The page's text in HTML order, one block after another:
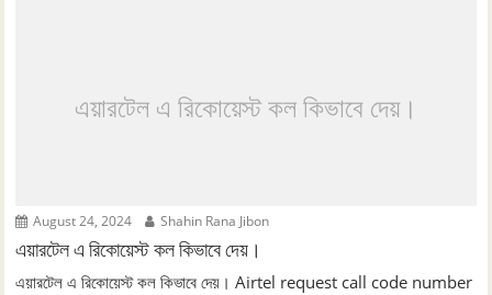
এয়ারটেল এ রিকোয়েস্ট কল কিভাবে দেয়।
August 24, 2024 Shahin Rana Jibon
এয়ারটেল এ রিকোয়েস্ট কল কিভাবে দেয়।
এয়ারটেল এ রিকোয়েস্ট কল কিভাবে দেয়। Airtel request call code number